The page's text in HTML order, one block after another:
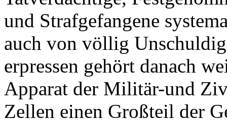
und Strafgefangene
auch von völlig
erpressen gehört danach
Apparat der Militär-und
Zellen einen Großteil der